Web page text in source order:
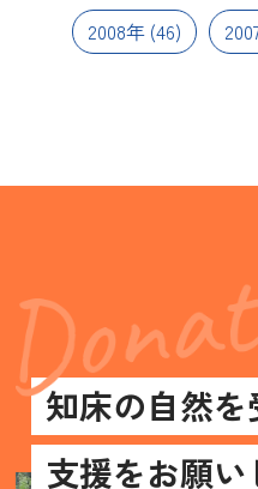
2008年(46)
知床の自然
支援をお願